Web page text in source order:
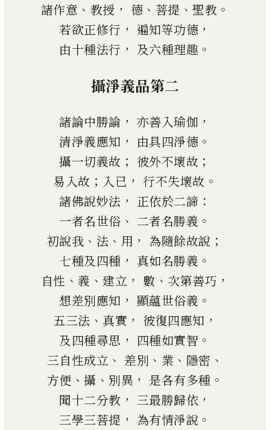
諸作意 、 教授 ， 德 、 菩提 、 聖教 。
若欲正修行 ， 遍知等功德 ，
由十種法行 ， 及六種理趣 。
攝淨義品第二
諸論中勝論 ， 亦善入瑜伽 ，
清淨義應知 ， 由具四淨德 。
攝一切義故 ； 彼外不壞故 ；
易入故 ； 入已 ， 行不失壞故 。
諸佛說妙法 ， 正依於二諦 ：
一者名世俗 、 二者名勝義 。
初說我 、 法 、 用 ， 為隨餘故說 ；
七種及四種 ， 真如名勝義 。
自性 、 義 、 建立 ， 數 、 次第善巧 ，
想差別應知 ， 顯蘊世俗義 。
五三法 、 真實 ， 彼復四應知 ，
及四種尋思 ， 四種如實智 。
三自性成立 、 差別 、 業 、 隱密 、
方便 、攝 、 別異 ， 是各有多種 。
聞十二分教 ， 三最勝歸依 ，
三學三菩提 ， 為有情淨說 。